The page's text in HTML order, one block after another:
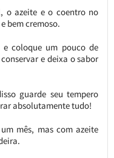
o azeite e o coentro no
bem cremoso.
coloque um pouco de
e deixa o sabor
guarde seu tempero
absolutamente tudo!
mês, mas com azeite